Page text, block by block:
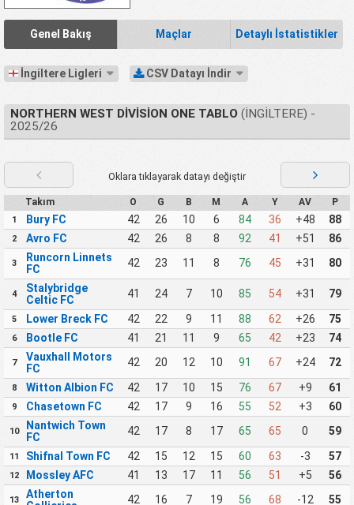
Genel Bakış Maçlar Detaylı İstatistikler
İngiltere Ligleri CSV Datayı İndir
NORTHERN WEST DIVISION ONE TABLO(İNGILTERE) -
2025/26
Oklara tıklayarak datayı değiştir
Takım O G B M A Y AV P
1 Bury FC 42 26 10 6 84 36 +48 88
2 Avro FC 42 26 8 8 92 41 +51 86
3
Runcorn Linnets
FC
42 23 11 8 76 45 +31 80
4
Stalybridge
Celtic FC
41 24 7 10 85 54 +31 79
5 Lower Breck FC 42 22 9 11 88 62 +26 75
6 Bootle FC 41 21 11 9 65 42 +23 74
7
Vauxhall Motors
FC
42 20 12 10 91 67 +24 72
8 Witton Albion FC 42 17 10 15 76 67 +9 61
9 Chasetown FC 42 17 9 16 55 52 +3 60
10
Nantwich Town
FC
42 17 8 17 65 65 0 59
11 Shifnal Town FC 42 15 12 15 60 63 -3 57
12 Mossley AFC 41 13 17 11 56 51 +5 56
13
Atherton
42 16 7 19 56 68 -12 55